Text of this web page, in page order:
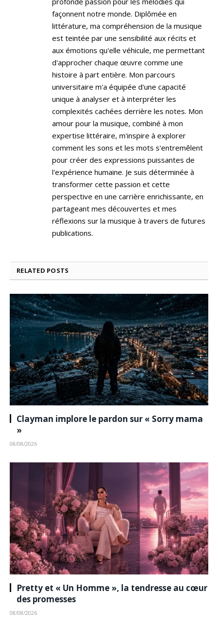
façonnent notre monde. Diplômée en
littérature, ma compréhension de la musique
est teintée par une sensibilité aux récits et
aux émotions qu'elle véhicule, me permettant
d'approcher chaque œuvre comme une
histoire à part entière. Mon parcours
universitaire m'a équipée d'une capacité
unique à analyser et à interpréter les
complexités cachées derrière les notes. Mon
amour pour la musique, combiné à mon
expertise littéraire, m'inspire à explorer
comment les sons et les mots s'entremêlent
pour créer des expressions puissantes de
l'expérience humaine. Je suis déterminée à
transformer cette passion et cette
perspective en une carrière enrichissante, en
partageant mes découvertes et mes
réflexions sur la musique à travers de futures
publications.
RELATED POSTS
Clayman implore le pardon sur « Sorry mama
»
08/08/2026
Pretty et « Un Homme », la tendresse au cœur
des promesses
08/08/2026